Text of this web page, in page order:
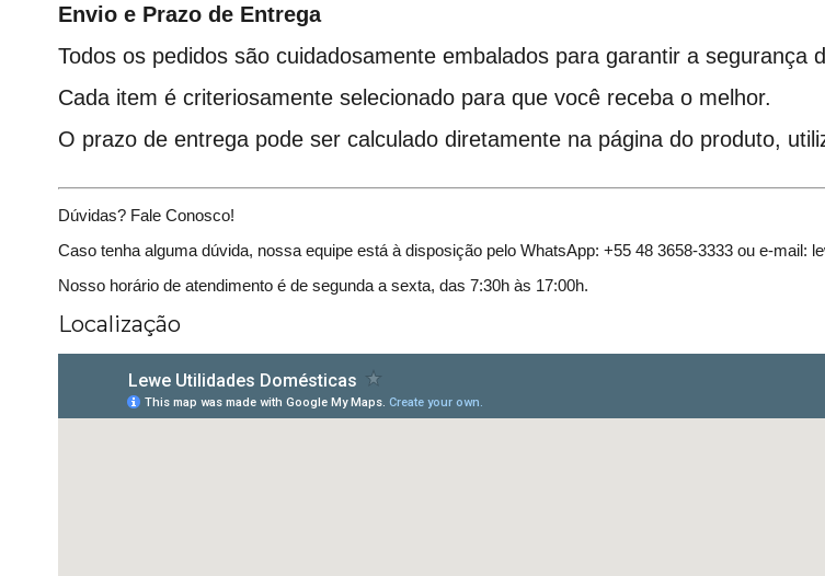
Envio e Prazo de Entrega
Todos os pedidos são cuidadosamente embalados para garantir a segurança
Cada item é criteriosamente selecionado para que você receba o melhor.
O prazo de entrega pode ser calculado diretamente na página do produto,
Dúvidas? Fale Conosco!
Caso tenha alguma dúvida, nossa equipe está à disposição pelo WhatsApp: +55 48 3658-3333 ou e-mail:
Nosso horário de atendimento é de segunda a sexta, das 7:30h às 17:00h.
Localização